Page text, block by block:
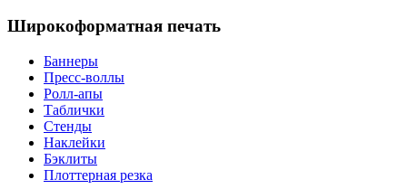
Широкоформатная печать
Баннеры
Пресс-воллы
Ролл-апы
Таблички
Стенды
Наклейки
Бэклиты
Плоттерная резка